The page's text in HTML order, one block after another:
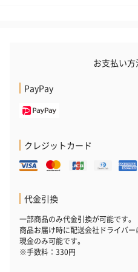
お支払い
PayPay
クレジットカード
代金引換
一部商品のみ代金引換が可能です。
商品お届け時に配送会社ドライバ
現金のみ可能です。
※手数料：330円